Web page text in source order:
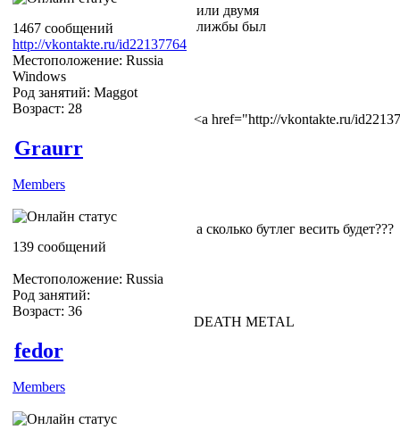
1467 сообщений
http://vkontakte.ru/id22137764
Местоположение: Russia
Windows
Род занятий: Maggot
Возраст: 28
или двумя
лижбы был
<a href="http://vkontakte.ru/
Graurr
Members
139 сообщений
Местоположение: Russia
Род занятий:
Возраст: 36
а сколько бутлег весить будет???
DEATH METAL
fedor
Members